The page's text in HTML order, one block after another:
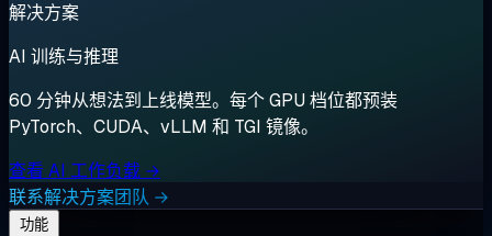
解决方案
AI 训练与推理
60 分钟从想法到上线模型。每个 GPU 档位都预装
PyTorch、CUDA、vLLM 和 TGI 镜像。
查看 AI 工作负载 →
联系解决方案团队 →